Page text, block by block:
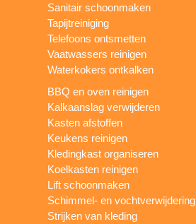
Sanitair schoonmaken
Tapijtreiniging
Telefoons ontsmetten
Vaatwassers reinigen
Waterkokers ontkalken
BBQ en oven reinigen
Kalkaanslag verwijderen
Kasten afstoffen
Keukens reinigen
Kledingkast organiseren
Koelkasten reinigen
Lift schoonmaken
Schimmel- en vochtverwijdering
Strijken van kleding